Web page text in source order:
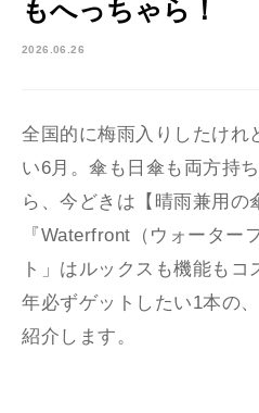
もへっちゃら！
2026.06.26
全国的に梅雨入りしたけれ
い6月。傘も日傘も両方持
ら、今どきは【晴雨兼用の
『Waterfront（ウォーター
ト」はルックスも機能も
年必ずゲットしたい1本の
紹介します。